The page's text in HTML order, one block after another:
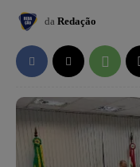
da Redação